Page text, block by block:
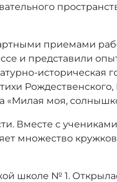
приемами
и представили
историческая
«Милая моя,
Вместе с
множество
школе № 1.